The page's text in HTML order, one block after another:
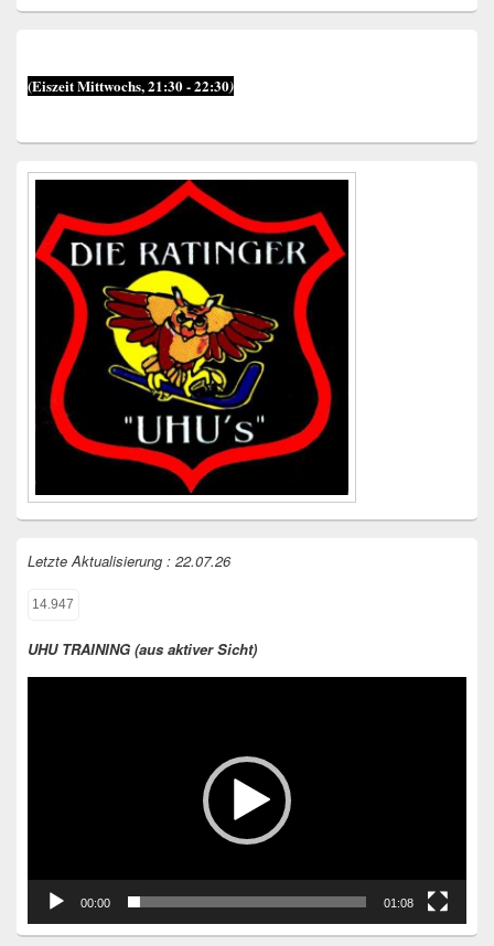
(Eiszeit Mittwochs, 21:30 - 22:30)
Letzte Aktualisierung : 22.07.26
14.947
UHU TRAINING (aus aktiver Sicht)
00:00 01:08